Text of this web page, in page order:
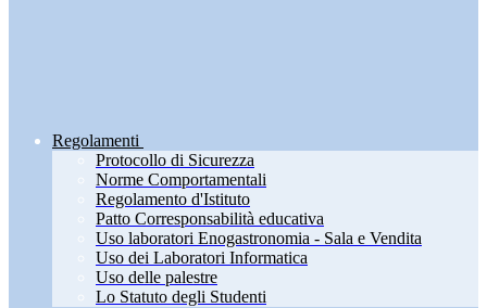
Regolamenti
Protocollo di Sicurezza
Norme Comportamentali
Regolamento d'Istituto
Patto Corresponsabilità educativa
Uso laboratori Enogastronomia - Sala e Vendita
Uso dei Laboratori Informatica
Uso delle palestre
Lo Statuto degli Studenti